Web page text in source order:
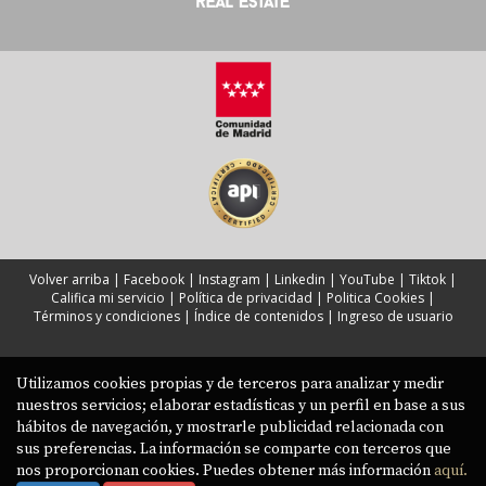
Volver arriba | Facebook | Instagram | Linkedin | YouTube | Tiktok |
Califica mi servicio | Política de privacidad | Politica Cookies |
Términos y condiciones| Índice de contenidos| Ingreso de usuario
Utilizamos cookies propias y de terceros para analizar y medir
nuestros servicios; elaborar estadísticas y un perfil en base a sus
hábitos de navegación, y mostrarle publicidad relacionada con
sus preferencias. La información se comparte con terceros que
nos proporcionan cookies. Puedes obtener más informaciónaquí.